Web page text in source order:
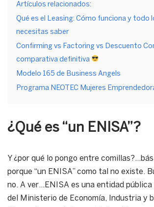
Artículos relacionados:
Qué es el Leasing: Cómo funciona y todo
necesitas saber
Confirming vs Factoring vs Descuento
comparativa definitiva
Modelo 165 de Business Angels
Programa NEOTEC Mujeres
¿Qué es “un ENISA”?
Y ¿por qué lo pongo entre
porque “un ENISA” como tal no existe.
no. A ver…ENISA es una entidad pública
del Ministerio de Economía, Industria y